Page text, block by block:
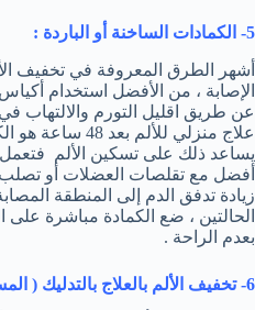
5- الكمادات الساخنة أو الباردة :
الإصابة ، من الأفضل استخدام أكياس
عن طريق اقليل التورم والالتهاب
علاج منزلي للألم
يساعد ذلك على تسكين الألم
أفضل مع تقلصات العضلات أو
زيادة تدفق الدم إلى المنطقة
الحالتين ، ضع الكمادة مباشرة على
بعدم الراحة .
6- تخفيف الألم بالعلاج بالتدليك ( المساج ) :